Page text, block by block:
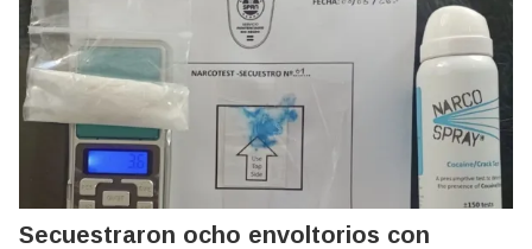
Secuestraron ocho envoltorios con